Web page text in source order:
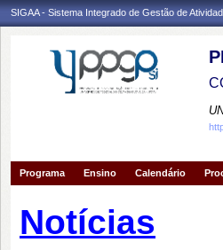
SIGAA - Sistema Integrado de Gestão de
Programa Ensino Calendário
Notícias